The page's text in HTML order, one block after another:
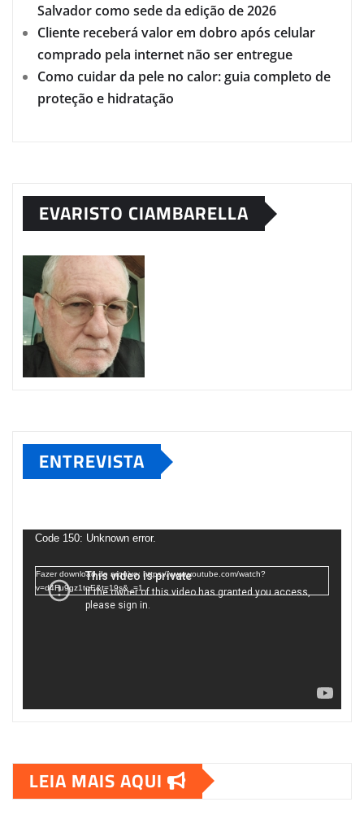
Salvador como sede da edição de 2026
Cliente receberá valor em dobro após celular
comprado pela internet não ser entregue
Como cuidar da pele no calor: guia completo de
proteção e hidratação
EVARISTO CIAMBARELLA
ENTREVISTA
deCode 150: Unknown error.
Fazer download do arquivo: https://www.youtube.com/watch?
v=d4Fu9gz1tqE&t=19s&_=1
LEIA MAIS AQUI